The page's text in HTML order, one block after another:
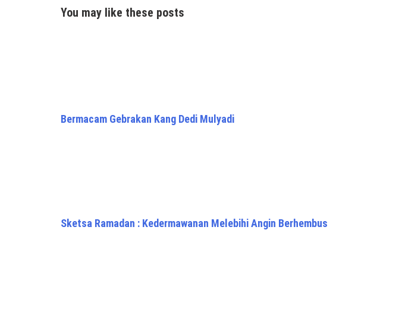
You may like these posts
Bermacam Gebrakan Kang Dedi Mulyadi
Sketsa Ramadan : Kedermawanan Melebihi Angin Berhembus